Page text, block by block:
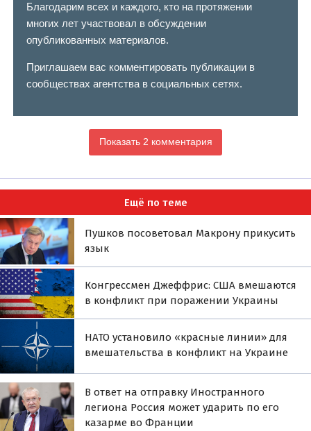
Благодарим всех и каждого, кто на протяжении
многих лет участвовал в обсуждении
опубликованных материалов.
Приглашаем вас комментировать публикации в
сообществах агентства в социальных сетях.
Показать 2 комментария
Ещё по теме
Пушков посоветовал Макрону прикусить
язык
Конгрессмен Джеффрис: США вмешаются
в конфликт при поражении Украины
НАТО установило «красные линии» для
вмешательства в конфликт на Украине
В ответ на отправку Иностранного
легиона Россия может ударить по его
казарме во Франции